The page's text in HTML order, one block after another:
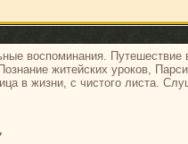
воспоминания.
житейских уроков,
в жизни, с чистого листа.